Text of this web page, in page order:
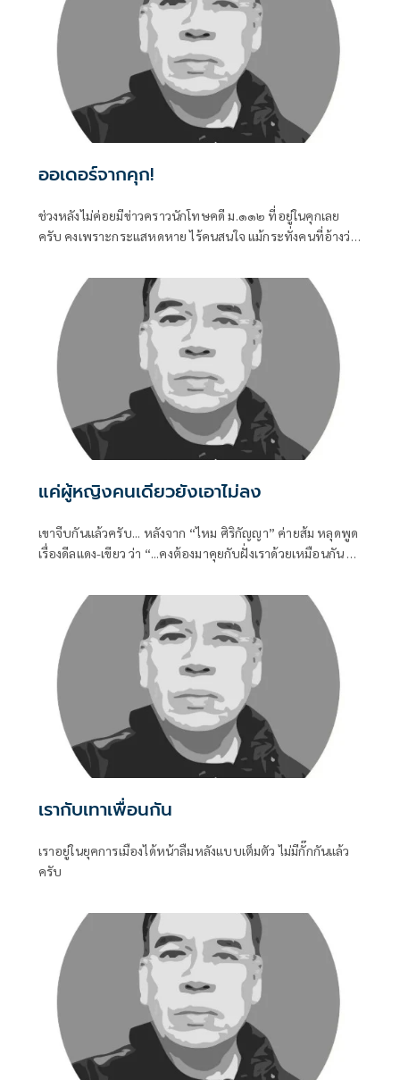
ออเดอร์จากคุก!
ช่วงหลังไม่ค่อยมีข่าวคราวนักโทษคดี ม.๑๑๒ ที่อยู่ในคุกเลย
ครับ คงเพราะกระแสหดหาย ไร้คนสนใจ แม้กระทั่งคนที่อ้างว่า
กลับเข้าไปในคุก
แค่ผู้หญิงคนเดียวยังเอาไม่ลง
เขาจีบกันแล้วครับ... หลังจาก “ไหม ศิริกัญญา” ค่ายส้ม หลุดพูด
เรื่องดีลแดง-เขียว ว่า “...คงต้องมาคุยกับฝั่งเราด้วยเหมือนกัน ไม่
ส้มก็รอเสียบอยู่
เรากับเทาเพื่อนกัน
เราอยู่ในยุคการเมืองได้หน้าลืมหลังแบบเต็มตัว ไม่มีกั๊กกันแล้ว
ครับ